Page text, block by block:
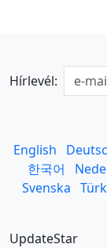
Hírlevél:
English
한국어
Svenska
UpdateStar